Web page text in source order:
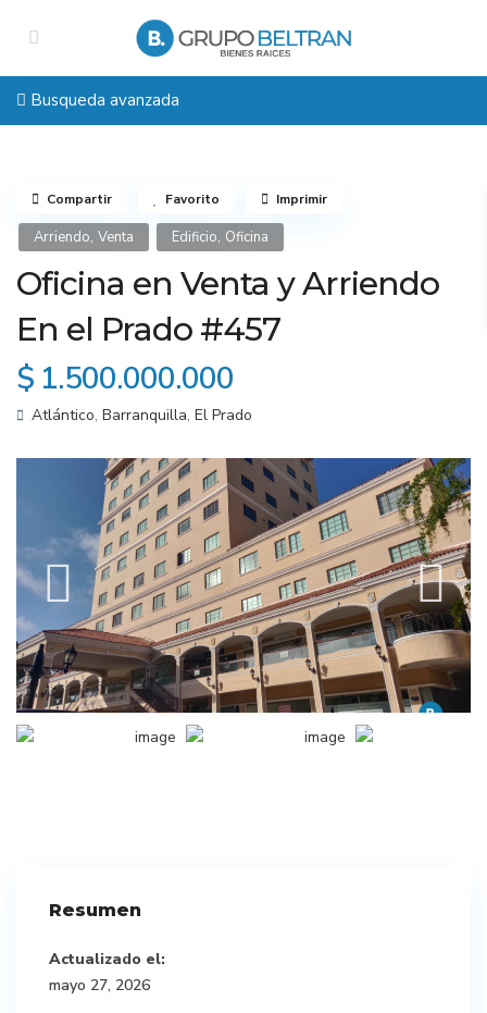
Busqueda avanzada
Arriendo, Venta Edificio, Oficina
Oficina en Venta y Arriendo
En el Prado #457
$ 1.500.000.000
Atlántico, Barranquilla, El Prado
Compartir Favorito Imprimir
Resumen
Actualizado el:
mayo 27, 2026